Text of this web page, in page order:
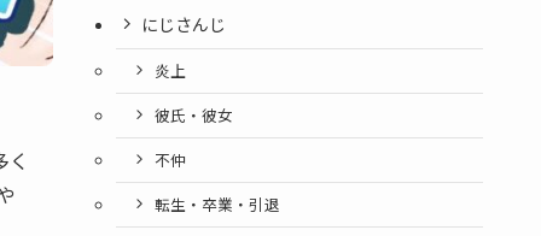
にじさんじ
炎上
彼氏・彼女
不仲
転生・卒業・引退